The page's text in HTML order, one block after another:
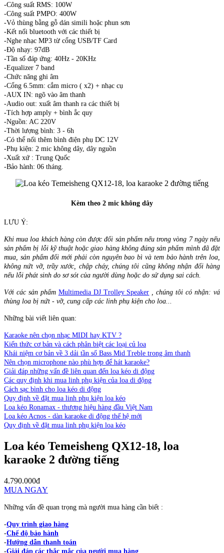
-Công suất RMS: 100W
-Công suất PMPO: 400W
-Vỏ thùng bằng gỗ dán simili hoặc phun sơn
-Kết nối bluetooth với các thiết bị
-Nghe nhạc MP3 từ cổng USB/TF Card
-Độ nhạy: 97dB
-Tần số đáp ứng: 40Hz - 20KHz
-Equalizer 7 band
-Chức năng ghi âm
-Cổng 6.5mm: cắm micro ( x2) + nhạc cụ
-AUX IN: ngõ vào âm thanh
-Audio out: xuất âm thanh ra các thiết bị
-Tích hợp amply + bình ắc quy
-Nguồn: AC 220V
-Thời lượng bình: 3 - 6h
-Có thể nối thêm bình điện phụ DC 12V
-Phụ kiện: 2 mic không dây, dây nguồn
-Xuất xứ : Trung Quốc
-Bảo hành: 06 tháng.
Kèm theo 2 mic không dây
LƯU Ý:
Khi mua loa khách hàng còn được đổi sản phẩm nếu trong vòng 7 ngày nếu
sản phẩm bị lỗi kỹ thuật hoặc giao hàng không đúng sản phẩm mình đã đặt
mua, sản phẩm đổi mới phải còn nguyên bao bì và tem bảo hành trên loa,
không nứt vỡ, trầy xước, chập cháy, chúng tôi cũng không nhận đổi hàng
nếu lỗi phát sinh do sơ sót của người dùng hoặc do sử dụng sai cách.
Với các sản phẩm Multimedia DJ Trolley Speaker , chúng tôi có nhận: vá
thùng loa bị nứt - vỡ, cung cấp các linh phụ kiện cho loa...
Những bài viết liên quan:
Karaoke nên chọn nhạc MIDI hay KTV ?
Kiến thức cơ bản và cách phân biệt các loại củ loa
Khái niệm cơ bản về 3 dải tần số Bass Mid Treble trong âm thanh
Nên chọn microphone nào phù hợp để hát karaoke?
Giải đáp những vấn đề liên quan đến loa kéo di động
Các quy định khi mua linh phụ kiện của loa di động
Cách sạc bình cho loa kéo di động
Quy định về đặt mua linh phụ kiện loa kéo
Loa kéo Ronamax - thương hiệu hàng đầu Việt Nam
Loa kéo Acnos - dàn karaoke di động thế hệ mới
Quy định về đặt mua linh phụ kiện loa kéo
Loa kéo Temeisheng QX12-18, loa
karaoke 2 đường tiếng
4.790.000đ
MUA NGAY
Những vấn đề quan trọng mà người mua hàng cần biết :
-Quy trình giao hàng
-Chế độ bảo hành
-Hướng dẫn thanh toán
-Giải đáp các thắc mắc của người mua hàng